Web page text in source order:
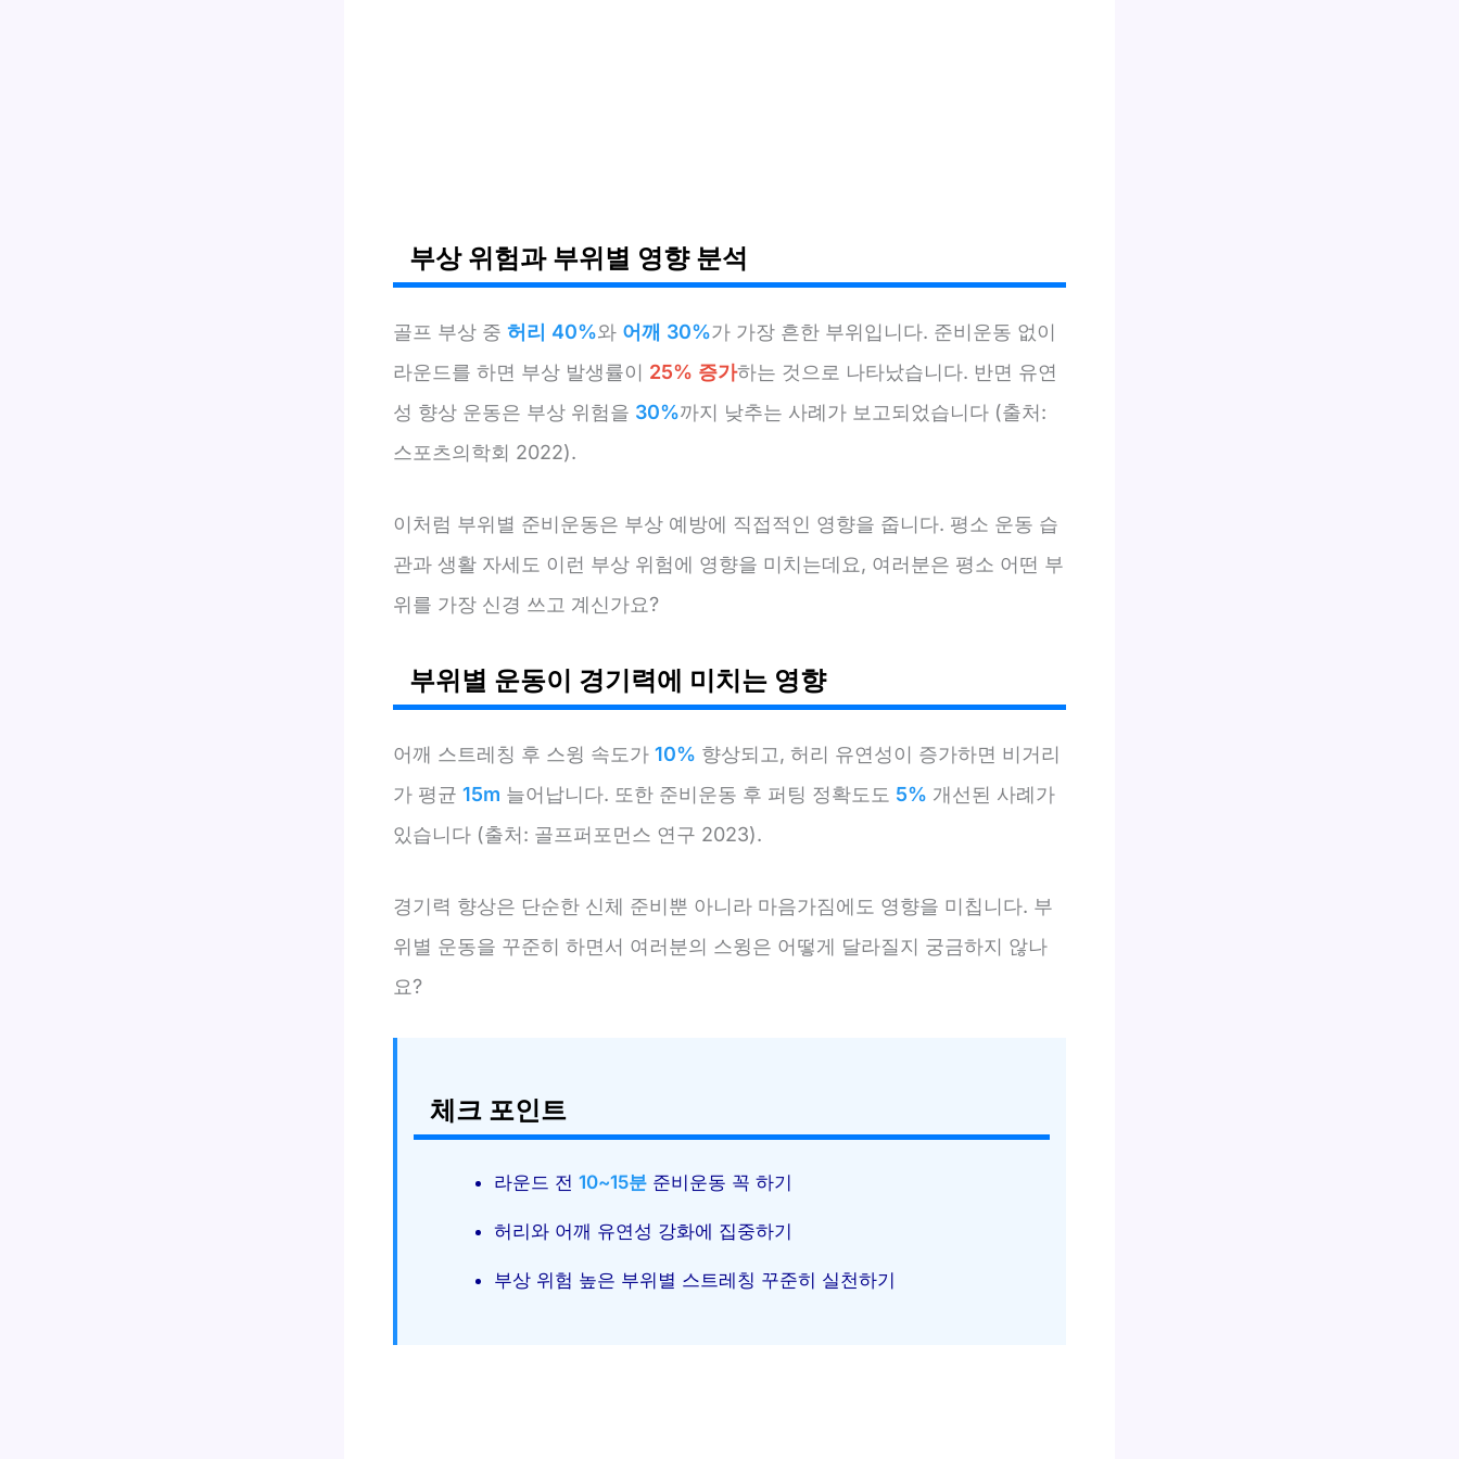
부상 위험과 부위별 영향 분석
골프 부상 중 허리 40%와 어깨 30%가 가장 흔한 부위입니다. 준비운동 없이
라운드를 하면 부상 발생률이 25% 증가하는 것으로 나타났습니다. 반면 유연
성 향상 운동은 부상 위험을 30%까지 낮추는 사례가 보고되었습니다 (출처:
스포츠의학회 2022).
이처럼 부위별 준비운동은 부상 예방에 직접적인 영향을 줍니다. 평소 운동 습
관과 생활 자세도 이런 부상 위험에 영향을 미치는데요, 여러분은 평소 어떤 부
위를 가장 신경 쓰고 계신가요?
부위별 운동이 경기력에 미치는 영향
어깨 스트레칭 후 스윙 속도가 10% 향상되고, 허리 유연성이 증가하면 비거리
가 평균 15m 늘어납니다. 또한 준비운동 후 퍼팅 정확도도 5% 개선된 사례가
있습니다 (출처: 골프퍼포먼스 연구 2023).
경기력 향상은 단순한 신체 준비뿐 아니라 마음가짐에도 영향을 미칩니다. 부
위별 운동을 꾸준히 하면서 여러분의 스윙은 어떻게 달라질지 궁금하지 않나
요?
체크 포인트
라운드 전 10~15분 준비운동 꼭 하기
허리와 어깨 유연성 강화에 집중하기
부상 위험 높은 부위별 스트레칭 꾸준히 실천하기